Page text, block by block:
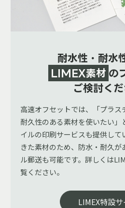
耐水性・耐水
LIMEX素材 の
ご検討く
高速オフセットでは、「プラス
耐久性のある素材を使いたい」
イルの印刷サービスも提供して
きた素材のため、防水・耐久
ル郵送も可能です。詳しくは
覧ください。
LIMEX特設